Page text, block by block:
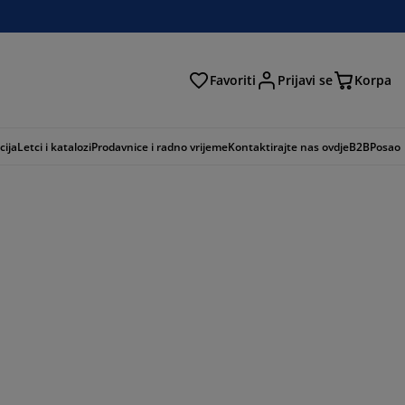
Favoriti Prijavi se Korpa
Letci i kataloziProdavnice i radno vrijemeKontaktirajte nas ovdjeB2BPosao